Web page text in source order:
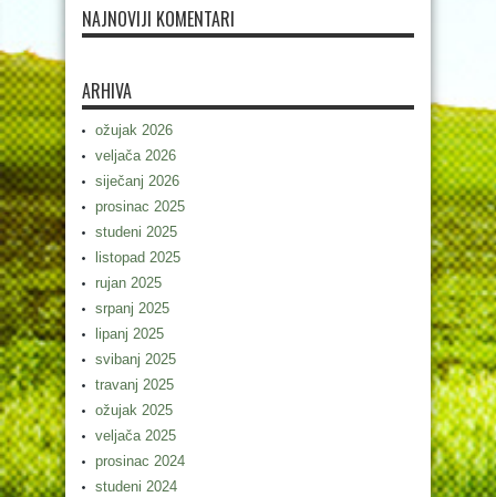
NAJNOVIJI KOMENTARI
ARHIVA
ožujak 2026
veljača 2026
siječanj 2026
prosinac 2025
studeni 2025
listopad 2025
rujan 2025
srpanj 2025
lipanj 2025
svibanj 2025
travanj 2025
ožujak 2025
veljača 2025
prosinac 2024
studeni 2024